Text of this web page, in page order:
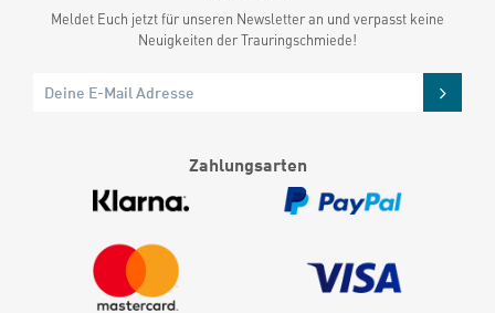
Meldet Euch jetzt für unseren Newsletter an und verpasst keine
Neuigkeiten der Trauringschmiede!
Zahlungsarten